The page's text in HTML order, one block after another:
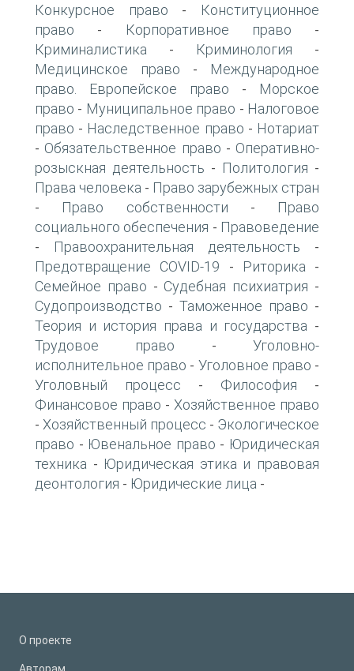
Конкурсное право -
Конституционное
право - Корпоративное право -
Криминалистика - Криминология -
Медицинское право -
Международное
право. Европейское право -
Морское
право - Муниципальное право - Налоговое
право - Наследственное право - Нотариат
- Обязательственное право - Оперативно-
розыскная деятельность - Политология -
Права человека - Право зарубежных стран
- Право собственности -
Право
социального обеспечения - Правоведение
- Правоохранительная деятельность -
Предотвращение COVID-19 - Риторика -
Семейное право - Судебная психиатрия -
Судопроизводство - Таможенное право -
Теория и история права и государства -
Трудовое право -Уголовно-
исполнительное право - Уголовное право -
Уголовный процесс - Философия -
Финансовое право - Хозяйственное право
- Хозяйственный процесс - Экологическое
право - Ювенальное право - Юридическая
техника - Юридическая этика и правовая
деонтология - Юридические лица -
О проекте
Авторам